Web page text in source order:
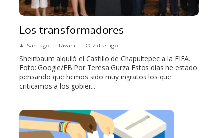
Los transformadores
Santiago D. Távara 2 días ago
Sheinbaum alquiló el Castillo de Chapultepec a la FIFA.
Foto: Google/FB Por Teresa Gurza Estos días he estado
pensando que hemos sido muy ingratos los que
criticamos a los gobier...